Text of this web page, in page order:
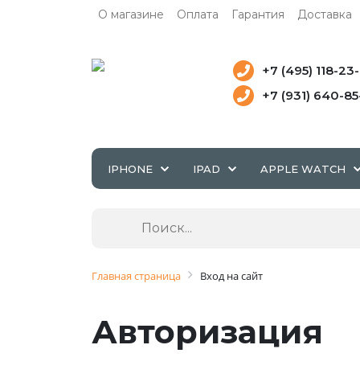
О магазине Оплата Гарантия Доставка
+7 (495) 118-
+7 (931) 640-
IPHONE IPAD APPLE WATCH
Главная страница Вход на сайт
Авторизация